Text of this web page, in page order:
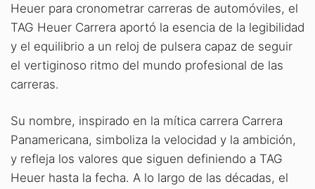
Heuer para cronometrar carreras de automóviles, el
TAG Heuer Carrera aportó la esencia de la legibilidad
y el equilibrio a un reloj de pulsera capaz de seguir
el vertiginoso ritmo del mundo profesional de las
carreras.
Su nombre, inspirado en la mítica carrera Carrera
Panamericana, simboliza la velocidad y la ambición,
y refleja los valores que siguen definiendo a TAG
Heuer hasta la fecha. A lo largo de las décadas, el